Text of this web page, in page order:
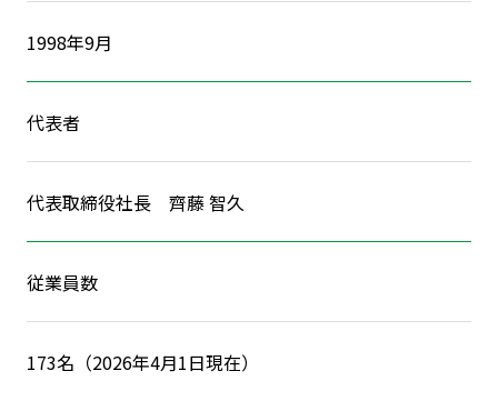
1998年9月
代表者
代表取締役社長 齊藤 智久
従業員数
173名（2026年4月1日現在）